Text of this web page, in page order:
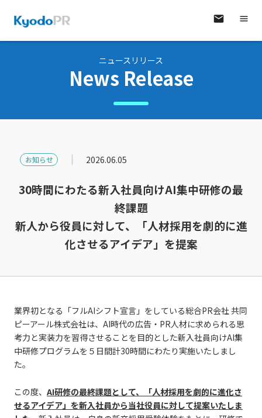
ニュースリリース
News Release
お知らせ 2026.06.05
30時間にわたる新入社員向けAI集中研修の最
終課題
新人から役員に対して、「人材採用を劇的に進
化させるアイデア」を提案
業界初となる「フルAIシフト宣言」をしている総合PR会社 共同
ピーアール株式会社は、AI時代の広告・PR人材に求められる思
考力と実装力を習得させることを目的とした新入社員向けAI集
中研修プログラムを５日間計30時間にわたり実施いたしまし
た。
この度、 AI研修の最終課題として、「人材採用を劇的に進化さ
せるアイデア」を新入社員から当社役員に対して提案いたしま